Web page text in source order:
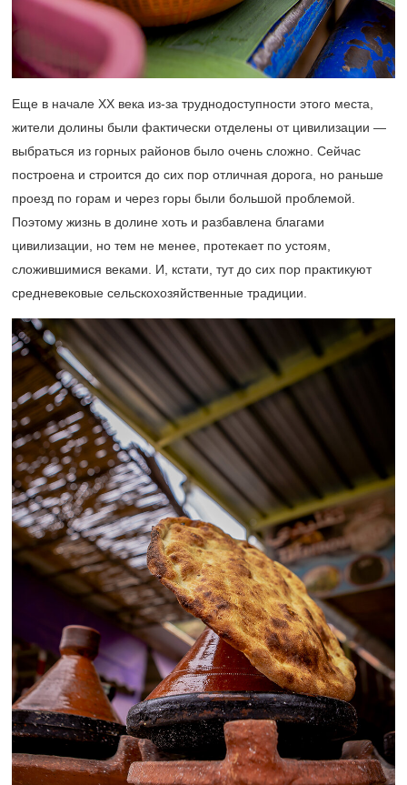
Еще в начале XX века из-за труднодоступности этого места,
жители долины были фактически отделены от цивилизации —
выбраться из горных районов было очень сложно. Сейчас
построена и строится до сих пор отличная дорога, но раньше
проезд по горам и через горы были большой проблемой.
Поэтому жизнь в долине хоть и разбавлена благами
цивилизации, но тем не менее, протекает по устоям,
сложившимися веками. И, кстати, тут до сих пор практикуют
средневековые сельскохозяйственные традиции.